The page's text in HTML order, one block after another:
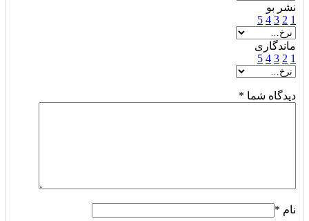
نشر بو
1
2
3
4
5
ماندگاری
1
2
3
4
5
دیدگاه شما *
نام *